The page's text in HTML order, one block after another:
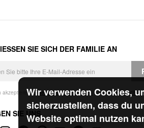
Wir verwenden Cookies,
sicherzustellen, dass du
Website optimal nutzen
SIE SICH DER FAMILIE AN
akzeptiere dieGeschäftsbedingungen und die
SIE UNS